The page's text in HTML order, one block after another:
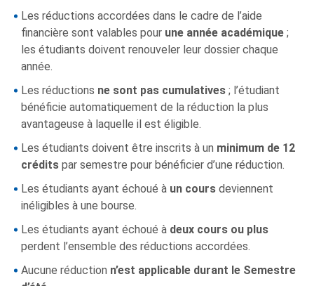
Les réductions accordées dans le cadre de l’aide
financière sont valables pour une année académique ;
les étudiants doivent renouveler leur dossier chaque
année.
Les réductions ne sont pas cumulatives ; l’étudiant
bénéficie automatiquement de la réduction la plus
avantageuse à laquelle il est éligible.
Les étudiants doivent être inscrits à un minimum de 12
crédits par semestre pour bénéficier d’une réduction.
Les étudiants ayant échoué à un cours deviennent
inéligibles à une bourse.
Les étudiants ayant échoué à deux cours ou plus
perdent l’ensemble des réductions accordées.
Aucune réduction n’est applicable durant le Semestre